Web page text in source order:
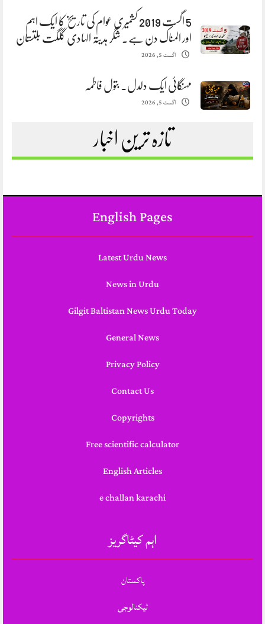
5 اگست 2019 کشمیری عوام کی تاریخ کا ایک اہم
اور المناک دن ہے. شگر ہدیتہ الہادی گلگت بلتستان
اگست 5, 2026
مہنگائی ایک دلدل. بتول فاطمہ
اگست 5, 2026
تازہ ترین اخبار
English Pages
Latest Urdu News
News in Urdu
Gilgit Baltistan News Urdu Today
General News
Privacy Policy
Contact Us
Copyrights
Free scientific calculator
English Articles
e challan karachi
اہم کیٹاگریز
پاکستان
ٹیکنالوجی